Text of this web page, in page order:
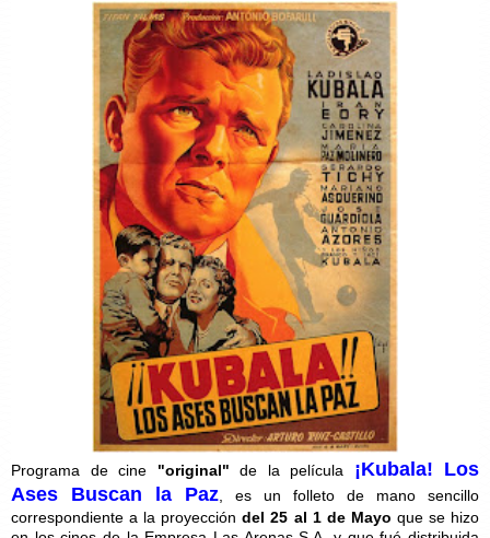
Programa de cine "original" de la película
¡Kubala! Los
Ases Buscan la Paz , es un folleto de mano sencillo
correspondiente a la proyeccióndel 25 al 1 de Mayo que se hizo